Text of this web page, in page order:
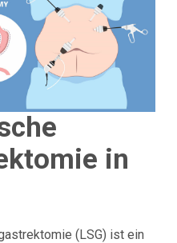
in
(LSG) ist ein